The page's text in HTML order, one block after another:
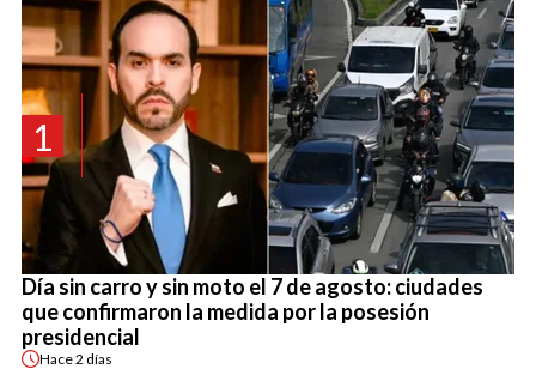
1
Día sin carro y sin moto el 7 de agosto: ciudades
que confirmaron la medida por la posesión
presidencial
Hace2 días